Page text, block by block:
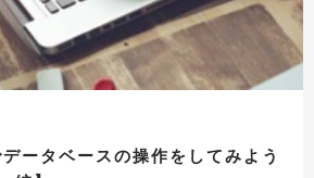
ータベースの操作をしてみよう